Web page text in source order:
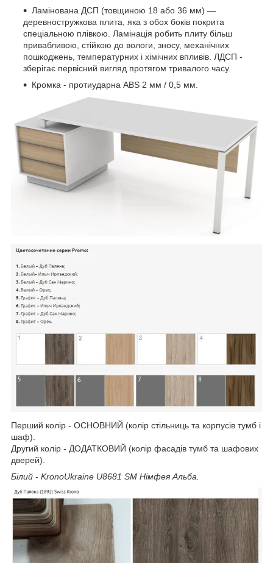
Ламінована ДСП (товщиною 18 або 36 мм) —
деревностружкова плита, яка з обох боків покрита
спеціальною плівкою. Ламінація робить плиту більш
привабливою, стійкою до вологи, зносу, механічних
пошкоджень, температурних і хімічних впливів. ЛДСП -
зберігає первісний вигляд протягом тривалого часу.
Кромка - протиударна ABS 2 мм / 0,5 мм.
Перший колір - ОСНОВНИЙ (колір стільниць та корпусів тумб і
шаф).
Другий колір - ДОДАТКОВИЙ (колір фасадів тумб та шафових
дверей).
Білий - KronoUkraine U8681 SM Німфея Альба.